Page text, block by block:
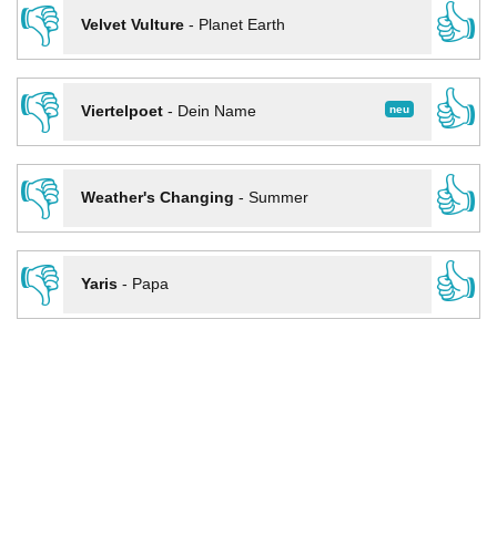
👎
Velvet Vulture- Planet Earth
👍
👎
neu
Viertelpoet- Dein Name
👍
👎
Weather's Changing - Summer
👍
👎
Yaris- Papa 👍